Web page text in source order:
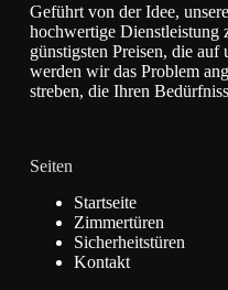
Geführt von der Idee,
hochwertige Dienstleistung
günstigsten Preisen, die
werden wir das Problem
streben, die Ihren
Seiten
Startseite
Zimmertüren
Sicherheitstüren
Kontakt